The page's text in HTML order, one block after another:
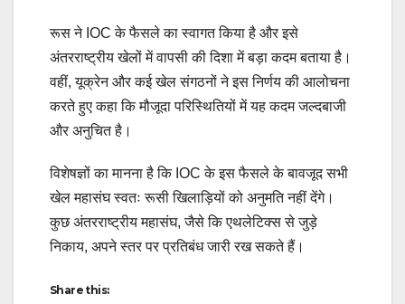
रूस ने IOC के फैसले का स्वागत किया है और इसे
अंतरराष्ट्रीय खेलों में वापसी की दिशा में बड़ा कदम बताया है।
वहीं, यूक्रेन और कई खेल संगठनों ने इस निर्णय की आलोचना
करते हुए कहा कि मौजूदा परिस्थितियों में यह कदम जल्दबाजी
और अनुचित है।
विशेषज्ञों का मानना है कि IOC के इस फैसले के बावजूद सभी
खेल महासंघ स्वतः रूसी खिलाड़ियों को अनुमति नहीं देंगे।
कुछ अंतरराष्ट्रीय महासंघ, जैसे कि एथलेटिक्स से जुड़े
निकाय, अपने स्तर पर प्रतिबंध जारी रख सकते हैं।
Share this: